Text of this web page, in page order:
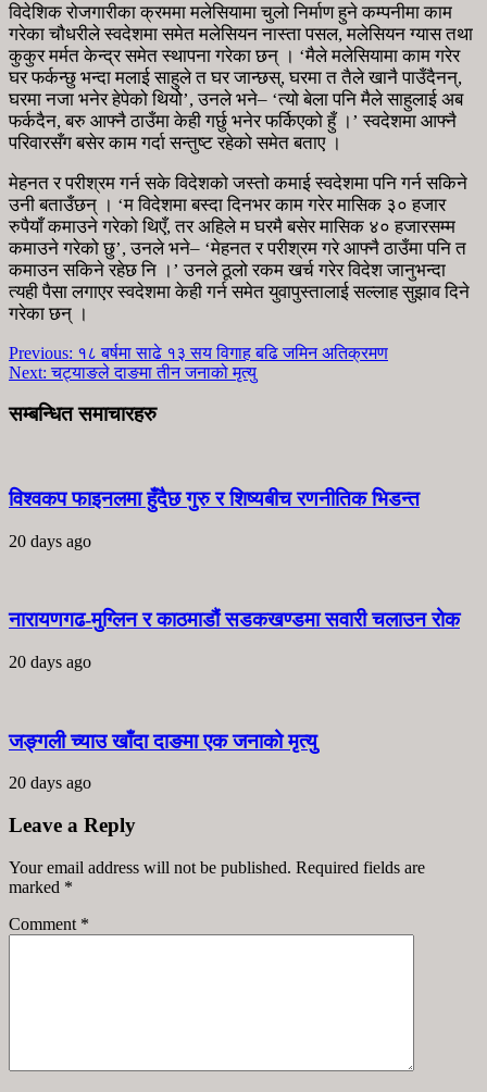
विदेशिक रोजगारीका क्रममा मलेसियामा चुलो निर्माण हुने कम्पनीमा काम
गरेका चौधरीले स्वदेशमा समेत मलेसियन नास्ता पसल, मलेसियन ग्यास तथा
कुकुर मर्मत केन्द्र समेत स्थापना गरेका छन् । ‘मैले मलेसियामा काम गरेर
घर फर्कन्छु भन्दा मलाई साहुले त घर जान्छस्, घरमा त तैले खानै पाउँदैनन्,
घरमा नजा भनेर हेपेको थियोे’, उनले भने– ‘त्यो बेला पनि मैले साहुलाई अब
फर्कदैन, बरु आफ्नै ठाउँमा केही गर्छु भनेर फर्किएको हुँ ।’ स्वदेशमा आफ्नै
परिवारसँग बसेर काम गर्दा सन्तुष्ट रहेको समेत बताए ।
मेहनत र परीश्रम गर्न सके विदेशको जस्तो कमाई स्वदेशमा पनि गर्न सकिने
उनी बताउँछन् । ‘म विदेशमा बस्दा दिनभर काम गरेर मासिक ३० हजार
रुपैयाँ कमाउने गरेको थिएँ, तर अहिले म घरमै बसेर मासिक ४० हजारसम्म
कमाउने गरेको छु’, उनले भने– ‘मेहनत र परीश्रम गरे आफ्नै ठाउँमा पनि त
कमाउन सकिने रहेछ नि ।’ उनले ठूलो रकम खर्च गरेर विदेश जानुभन्दा
त्यही पैसा लगाएर स्वदेशमा केही गर्न समेत युवापुस्तालाई सल्लाह सुझाव दिने
गरेका छन् ।
Previous: १८ बर्षमा साढे १३ सय विगाह बढि जमिन अतिक्रमण
Next: चट्याङले दाङमा तीन जनाको मृत्यु
सम्बन्धित समाचारहरु
विश्वकप फाइनलमा हुँदैछ गुरु र शिष्यबीच रणनीतिक भिडन्त
20 days ago
नारायणगढ-मुग्लिन र काठमाडौं सडकखण्डमा सवारी चलाउन रोक
20 days ago
जङ्गली च्याउ खाँदा दाङमा एक जनाको मृत्यु
20 days ago
Leave a Reply
Your email address will not be published. Required fields are
marked *
Comment *